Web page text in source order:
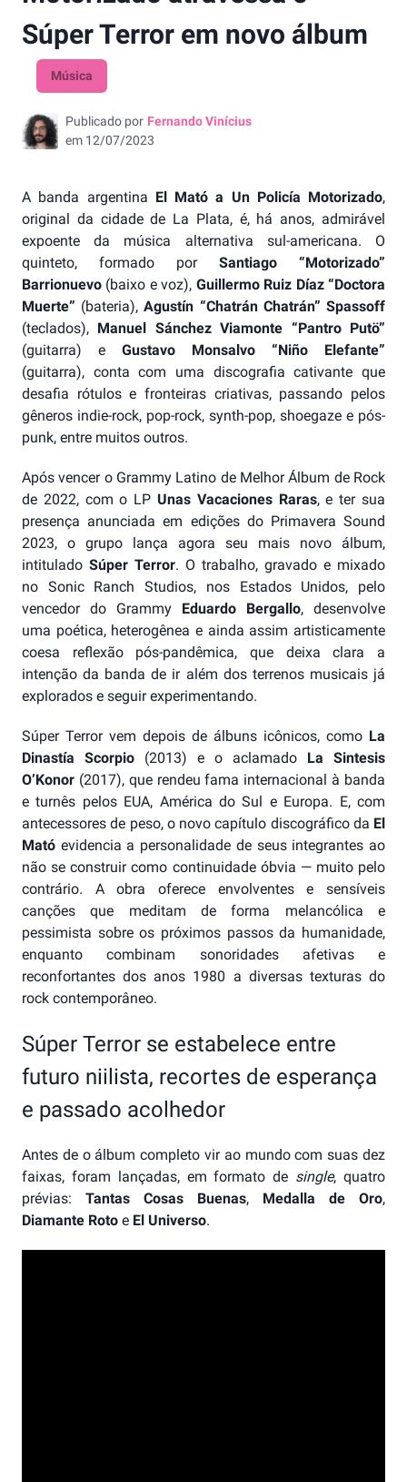
Súper Terror em novo álbum
Música
Publicado por Fernando Vinícius
em 12/07/2023
A banda argentina El Mató a Un Policía Motorizado,
original da cidade de La Plata, é, há anos, admirável
expoente da música alternativa sul-americana. O
quinteto, formado por Santiago “Motorizado”
Barrionuevo (baixo e voz), Guillermo Ruiz Díaz “Doctora
Muerte” (bateria),Agustín “Chatrán Chatrán” Spassoff
(teclados), Manuel Sánchez Viamonte “Pantro Putö”
(guitarra) e Gustavo Monsalvo “Niño Elefante”
(guitarra), conta com uma discografia cativante que
desafia rótulos e fronteiras criativas, passando pelos
gêneros indie-rock, pop-rock, synth-pop, shoegaze e pós-
punk, entre muitos outros.
Após vencer o Grammy Latino de Melhor Álbum de Rock
de 2022, com o LP Unas Vacaciones Raras, e ter sua
presença anunciada em edições do Primavera Sound
2023, o grupo lança agora seu mais novo álbum,
intitulado Súper Terror. O trabalho, gravado e mixado
no Sonic Ranch Studios, nos Estados Unidos, pelo
vencedor do Grammy Eduardo Bergallo, desenvolve
uma poética, heterogênea e ainda assim artisticamente
coesa reflexão pós-pandêmica, que deixa clara a
intenção da banda de ir além dos terrenos musicais já
explorados e seguir experimentando.
Súper Terror vem depois de álbuns icônicos, como La
Dinastía Scorpio (2013) e o aclamado La Sintesis
O’Konor (2017), que rendeu fama internacional à banda
e turnês pelos EUA, América do Sul e Europa. E, com
antecessores de peso, o novo capítulo discográfico da El
Mató evidencia a personalidade de seus integrantes ao
não se construir como continuidade óbvia — muito pelo
contrário. A obra oferece envolventes e sensíveis
canções que meditam de forma melancólica e
pessimista sobre os próximos passos da humanidade,
enquanto combinam sonoridades afetivas e
reconfortantes dos anos 1980 a diversas texturas do
rock contemporâneo.
Súper Terror se estabelece entre
futuro niilista, recortes de esperança
e passado acolhedor
Antes de o álbum completo vir ao mundo com suas dez
faixas, foram lançadas, em formato de single, quatro
prévias: Tantas Cosas Buenas, Medalla de Oro,
Diamante Roto e El Universo.